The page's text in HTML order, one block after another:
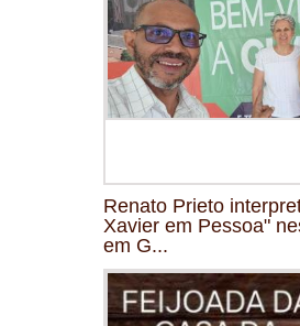
Renato Prieto
Xavier em Pessoa"
em G...